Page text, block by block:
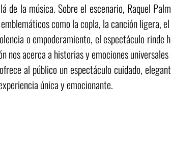
de la música. Sobre el escenario, Raquel
como la copla, la canción ligera,
o empoderamiento, el espectáculo
nos acerca a historias y emociones
al público un espectáculo cuidado,
única y emocionante.